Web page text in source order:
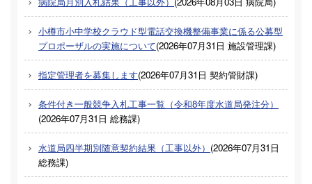
小樽市小中学校クラウド型電話交換機整備事業に係る公募型
プロポーザルの実施について(2026年07月31日 施設管理課)
指定管理者を募集します(2026年07月31日 契約管財課)
条件付き一般競争入札工事一覧（令和8年度水道局発注分）
(2026年07月31日 総務課)
水道局四半期別随意契約結果（工事以外） (2026年07月31日
総務課)